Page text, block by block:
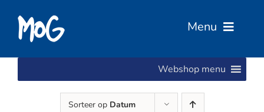
inhoud
Menu
Webshop menu
Sorteer op Datum